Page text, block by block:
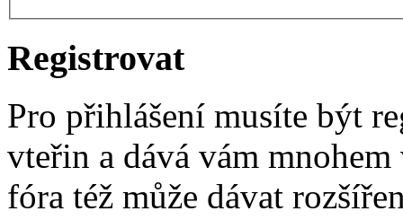
Registrovat
Pro přihlášení musíte být
vteřin a dává vám
fóra též může dávat